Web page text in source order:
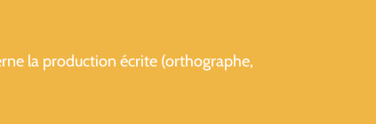
la production écrite (orthographe,